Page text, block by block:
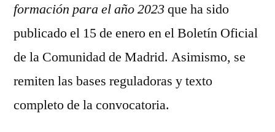
formación para el año 2023que ha sido
publicado el 15 de enero en el Boletín Oficial
de la Comunidad de Madrid. Asimismo, se
remiten las bases reguladoras y texto
completo de la convocatoria.